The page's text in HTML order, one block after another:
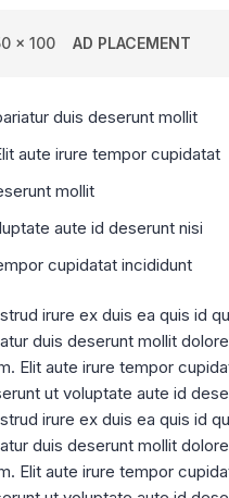
x 100 AD PLACEMENT
duis deserunt mollit
aute irure tempor cupidatat
mollit
aute id deserunt nisi
cupidatat incididunt
irure ex duis ea quis id
duis deserunt mollit
Elit aute irure tempor
ut voluptate aute id
irure ex duis ea quis id
duis deserunt mollit
Elit aute irure tempor